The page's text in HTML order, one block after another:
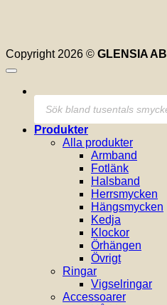
Copyright 2026 © GLENSIA AB
Produktsökning
Produkter
Alla produkter
Armband
Fotlänk
Halsband
Herrsmycken
Hängsmycken
Kedja
Klockor
Örhängen
Övrigt
Ringar
Vigselringar
Accessoarer